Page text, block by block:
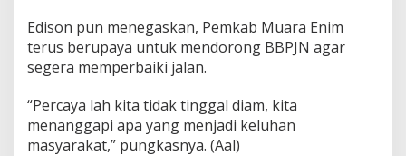
Edison pun menegaskan, Pemkab Muara Enim
terus berupaya untuk mendorong BBPJN agar
segera memperbaiki jalan.
“Percaya lah kita tidak tinggal diam, kita
menanggapi apa yang menjadi keluhan
masyarakat,” pungkasnya. (Aal)